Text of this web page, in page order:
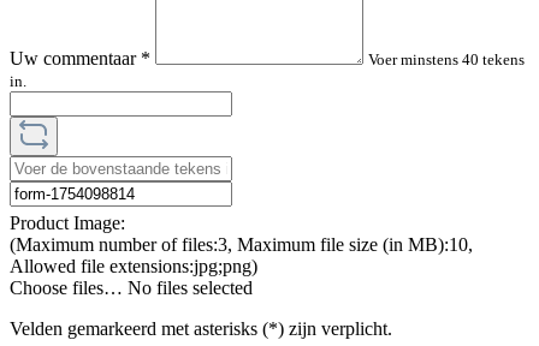
Uw commentaar *
Voer minstens 40 tekens
in.
Product Image:
(Maximum number of files:3, Maximum file size (in MB):10,
Allowed file extensions:jpg;png)
Choose files… No files selected
Velden gemarkeerd met asterisks (*) zijn verplicht.